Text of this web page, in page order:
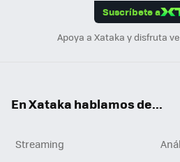
Suscríbete a
Apoya a Xataka y disfruta
En Xataka hablamos de...
Streaming